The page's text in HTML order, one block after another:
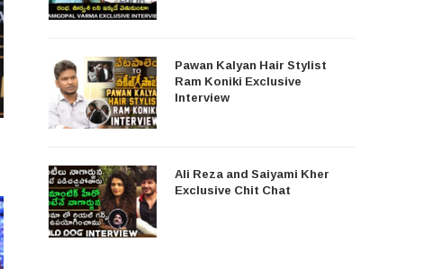
Pawan Kalyan Hair Stylist
Ram Koniki Exclusive
Interview
Ali Reza and Saiyami Kher
Exclusive Chit Chat